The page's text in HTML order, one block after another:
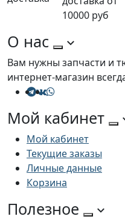
10000 руб
О нас
Вам нужны запчасти и
интернет-магазин
Мой кабинет
Мой кабинет
Текущие заказы
Личные данные
Корзина
Полезное